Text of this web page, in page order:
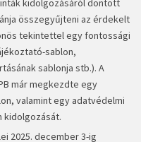
kidolgozásáról döntött
összegyűjteni az érdekelt
tekintettel egy fontossági
sablon,
sablonja stb.). A
már megkezdte egy
valamint egy adatvédelmi
kidolgozását.
2025. december 3-ig